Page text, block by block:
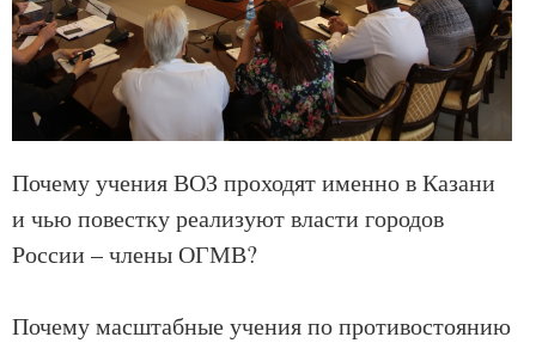
Почему учения ВОЗ проходят именно в Казани
и чью повестку реализуют власти городов
России – члены ОГМВ?
Почему масштабные учения по противостоянию